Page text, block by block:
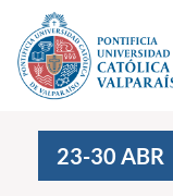
Click acá para ir
Investigación,
23-30 ABR